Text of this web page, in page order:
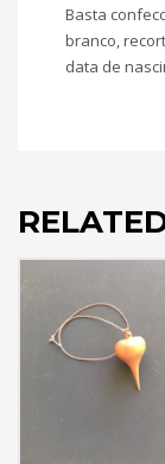
Basta
branco,
data de